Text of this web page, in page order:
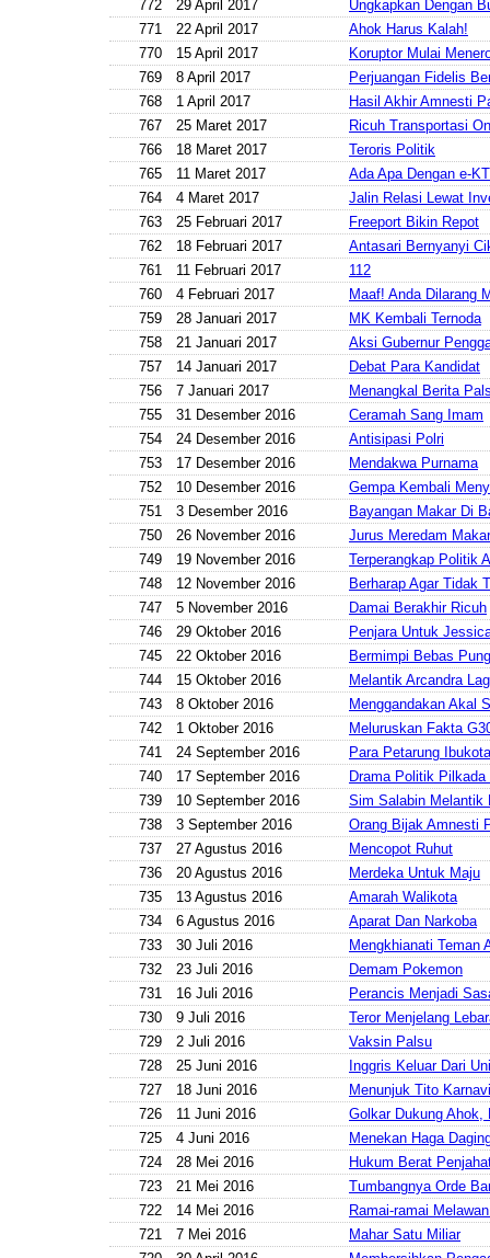
772
29 April 2017
Ungkapkan Dengan
771
22 April 2017
Ahok Harus Kalah!
770
15 April 2017
Koruptor Mulai
769
8 April 2017
Perjuangan Fidelis
768
1 April 2017
Hasil Akhir Amnesti
767
25 Maret 2017
Ricuh Transportasi
766
18 Maret 2017
Teroris Politik
765
11 Maret 2017
Ada Apa Dengan e-
764
4 Maret 2017
Jalin Relasi Lewat
763
25 Februari 2017
Freeport Bikin Repot
762
18 Februari 2017
Antasari Bernyanyi
761
11 Februari 2017
112
760
4 Februari 2017
Maaf! Anda Dilarang
759
28 Januari 2017
MK Kembali Ternoda
758
21 Januari 2017
Aksi Gubernur
757
14 Januari 2017
Debat Para Kandidat
756
7 Januari 2017
Menangkal Berita
755
31 Desember 2016
Ceramah Sang Imam
754
24 Desember 2016
Antisipasi Polri
753
17 Desember 2016
Mendakwa Purnama
752
10 Desember 2016
Gempa Kembali
751
3 Desember 2016
Bayangan Makar Di
750
26 November 2016
Jurus Meredam Makar
749
19 November 2016
Terperangkap Politik
748
12 November 2016
Berharap Agar Tidak
747
5 November 2016
Damai Berakhir Ricuh
746
29 Oktober 2016
Penjara Untuk
745
22 Oktober 2016
Bermimpi Bebas
744
15 Oktober 2016
Melantik Arcandra
743
8 Oktober 2016
Menggandakan Akal
742
1 Oktober 2016
Meluruskan Fakta
741
24 September 2016
Para Petarung Ibukota
740
17 September 2016
Drama Politik Pilkada
739
10 September 2016
Sim Salabin Melantik
738
3 September 2016
Orang Bijak Amnesti
737
27 Agustus 2016
Mencopot Ruhut
736
20 Agustus 2016
Merdeka Untuk Maju
735
13 Agustus 2016
Amarah Walikota
734
6 Agustus 2016
Aparat Dan Narkoba
733
30 Juli 2016
Mengkhianati Teman
732
23 Juli 2016
Demam Pokemon
731
16 Juli 2016
Perancis Menjadi
730
9 Juli 2016
Teror Menjelang
729
2 Juli 2016
Vaksin Palsu
728
25 Juni 2016
Inggris Keluar Dari
727
18 Juni 2016
Menunjuk Tito
726
11 Juni 2016
Golkar Dukung Ahok,
725
4 Juni 2016
Menekan Haga
724
28 Mei 2016
Hukum Berat
723
21 Mei 2016
Tumbangnya Orde
722
14 Mei 2016
Ramai-ramai
721
7 Mei 2016
Mahar Satu Miliar